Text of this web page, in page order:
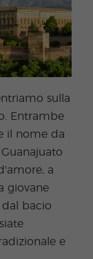
sulla
Entrambe
il nome da
a
giovane
dal bacio
e